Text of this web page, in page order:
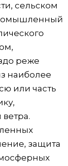
сельском
реже
наиболее
или часть
защита